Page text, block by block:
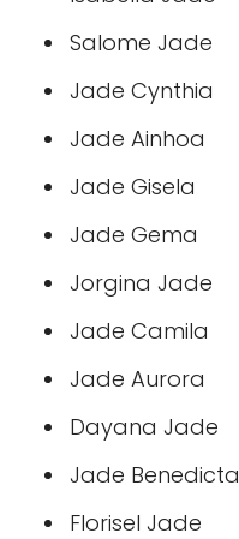
Salome Jade
Jade Cynthia
Jade Ainhoa
Jade Gisela
Jade Gema
Jorgina Jade
Jade Camila
Jade Aurora
Dayana Jade
Jade Benedicta
Florisel Jade